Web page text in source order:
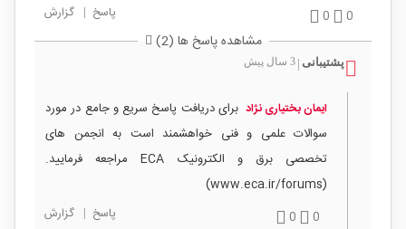
0
0 پاسخ | گزارش
مشاهده پاسخ ها (2)
پشتیبانی 3 سال پیش
ایمان بختیاری نژاد برای دریافت پاسخ سریع و جامع در مورد
سوالات علمی و فنی خواهشمند است به انجمن های
تخصصی برق و الکترونیک ECA مراجعه فرمایید.
(www.eca.ir/forums)
0
0 پاسخ | گزارش